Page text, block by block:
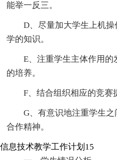
能举一反三。
D、尽量加大学生上机
学的知识。
E、注重学生主体作用
的培养。
F、结合组织相应的竞赛
G、有意识地注重学生
合作精神。
信息技术教学工作计划15